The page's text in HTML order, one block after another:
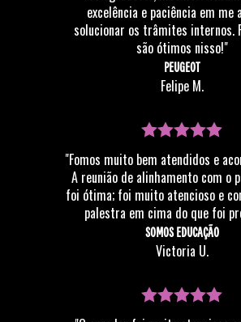
excelência e paciência em me
solucionar os trâmites internos.
são ótimos nisso!"
PEUGEOT
Felipe M.
"Fomos muito bem atendidos e
A reunião de alinhamento com o
foi ótima; foi muito atencioso e
palestra em cima do que foi
SOMOS EDUCAÇÃO
Victoria U.